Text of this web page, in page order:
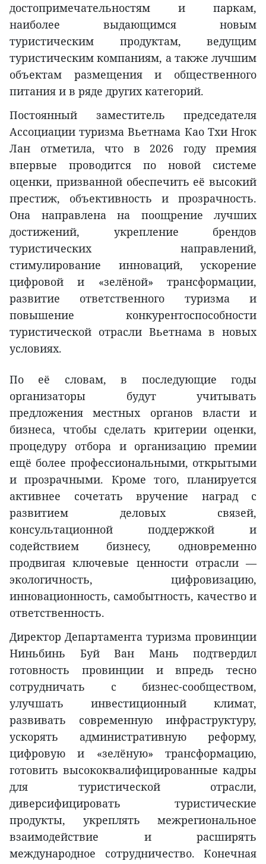
достопримечательностям и паркам,
наиболее выдающимся новым
туристическим продуктам, ведущим
туристическим компаниям, а также лучшим
объектам размещения и общественного
питания и в ряде других категорий.
Постоянный заместитель председателя
Ассоциации туризма Вьетнама Као Тхи Нгок
Лан отметила, что в 2026 году премия
впервые проводится по новой системе
оценки, призванной обеспечить её высокий
престиж, объективность и прозрачность.
Она направлена на поощрение лучших
достижений, укрепление брендов
туристических направлений,
стимулирование инноваций, ускорение
цифровой и «зелёной» трансформации,
развитие ответственного туризма и
повышение конкурентоспособности
туристической отрасли Вьетнама в новых
условиях.
По её словам, в последующие годы
организаторы будут учитывать
предложения местных органов власти и
бизнеса, чтобы сделать критерии оценки,
процедуру отбора и организацию премии
ещё более профессиональными, открытыми
и прозрачными. Кроме того, планируется
активнее сочетать вручение наград с
развитием деловых связей,
консультационной поддержкой и
содействием бизнесу, одновременно
продвигая ключевые ценности отрасли —
экологичность, цифровизацию,
инновационность, самобытность, качество и
ответственность.
Директор Департамента туризма провинции
Ниньбинь Буй Ван Мань подтвердил
готовность провинции и впредь тесно
сотрудничать с бизнес-сообществом,
улучшать инвестиционный климат,
развивать современную инфраструктуру,
ускорять административную реформу,
цифровую и «зелёную» трансформацию,
готовить высококвалифицированные кадры
для туристической отрасли,
диверсифицировать туристические
продукты, укреплять межрегиональное
взаимодействие и расширять
международное сотрудничество. Конечная